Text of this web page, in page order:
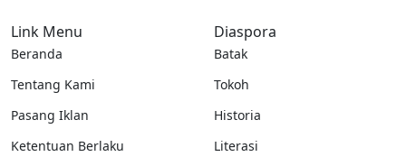
Link Menu
Beranda
Tentang Kami
Pasang Iklan
Ketentuan Berlaku
Diaspora
Batak
Tokoh
Historia
Literasi